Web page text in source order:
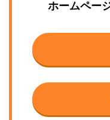
ホームペー